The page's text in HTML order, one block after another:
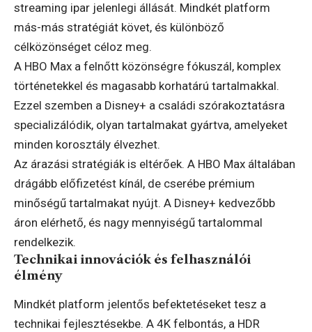
streaming ipar jelenlegi állását. Mindkét platform
más-más stratégiát követ, és különböző
célközönséget céloz meg.
A HBO Max a felnőtt közönségre fókuszál, komplex
történetekkel és magasabb korhatárú tartalmakkal.
Ezzel szemben a Disney+ a családi szórakoztatásra
specializálódik, olyan tartalmakat gyártva, amelyeket
minden korosztály élvezhet.
Az árazási stratégiák is eltérőek. A HBO Max általában
drágább előfizetést kínál, de cserébe prémium
minőségű tartalmakat nyújt. A Disney+ kedvezőbb
áron elérhető, és nagy mennyiségű tartalommal
rendelkezik.
Technikai innovációk és felhasználói
élmény
Mindkét platform jelentős befektetéseket tesz a
technikai fejlesztésekbe. A 4K felbontás, a HDR